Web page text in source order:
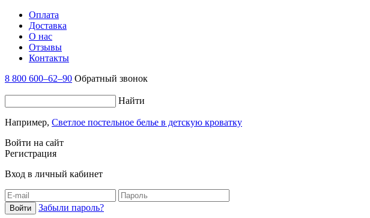
Оплата
Доставка
О нас
Отзывы
Контакты
8 800 600–62–90 Обратный звонок
Найти
Например, Светлое постельное белье в детскую кроватку
Войти на сайт
Регистрация
Вход в личный кабинет
Забыли пароль?